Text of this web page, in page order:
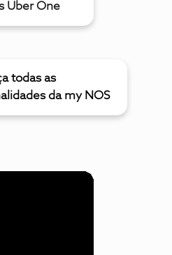
Uber One
todas as
da my NOS